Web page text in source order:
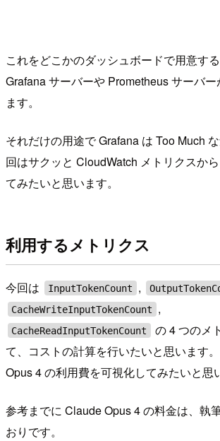
これをどこかのダッシュボードで用意する
Grafana サーバーや Prometheus サーバ
ます。
それだけの用途で Grafana は Too Much
回はサクッと CloudWatch メトリクスか
てみたいと思います。
利用するメトリクス
今回は InputTokenCount ,
CacheWriteInputTokenCount ,
CacheReadInputTokenCount
の 4 つのメ
て、コストの計算を行いたいと思います
Opus 4 の利用費を可視化してみたいと思
参考までに Claude Opus 4 の料金は、執
おりです。